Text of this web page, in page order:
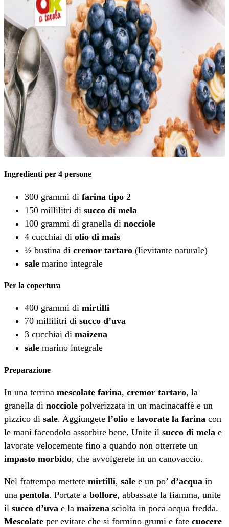
Ingredienti per 4 persone
300 grammi di farina tipo 2
150 millilitri di succo di mela
100 grammi di granella di nocciole
4 cucchiai di olio di mais
½ bustina di cremor tartaro (lievitante naturale)
sale marino integrale
Per la copertura
400 grammi di mirtilli
70 millilitri di succo d’uva
3 cucchiai di maizena
sale marino integrale
Preparazione
In una terrina mescolate farina, cremor tartaro, la
granella di nocciole polverizzata in un macinacaffè e un
pizzico di sale. Aggiungete l’olio e lavorate la farina con
le mani facendolo assorbire bene. Unite il succo di mela e
lavorate velocemente fino a quando non otterrete un
impasto morbido, che avvolgerete in un canovaccio.
Nel frattempo mettete mirtilli, sale e un po’ d’acqua in
una pentola. Portate a bollore, abbassate la fiamma, unite
il succo d’uva e la maizena sciolta in poca acqua fredda.
Mescolate per evitare che si formino grumi e fate cuocere